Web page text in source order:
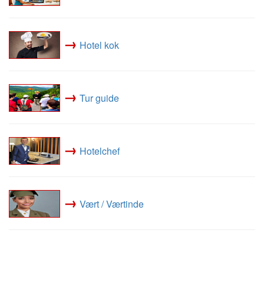
→ Hotel kok
→ Tur guide
→ Hotelchef
→ Vært / Værtinde